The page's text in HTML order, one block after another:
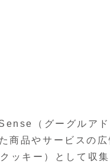
（グーグルアド
品やサービスの広
キー）として収集